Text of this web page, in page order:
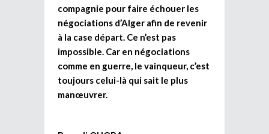
compagnie pour faire échouer les
négociations d’Alger afin de revenir
à la case départ. Ce n’est pas
impossible. Car en négociations
comme en guerre, le vainqueur, c’est
toujours celui-là qui sait le plus
manœuvrer.